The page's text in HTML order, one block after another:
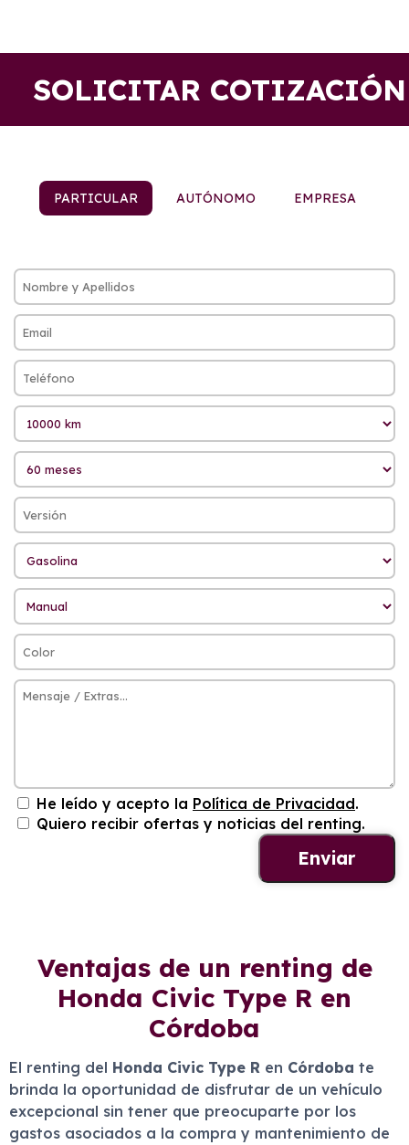
SOLICITAR COTIZACIÓN
PARTICULAR AUTÓNOMO EMPRESA
He leído y acepto la Política de Privacidad.
Quiero recibir ofertas y noticias del renting.
Ventajas de un renting de
Honda Civic Type R en
Córdoba
El renting del Honda Civic Type R en Córdoba te
brinda la oportunidad de disfrutar de un vehículo
excepcional sin tener que preocuparte por los
gastos asociados a la compra y mantenimiento de